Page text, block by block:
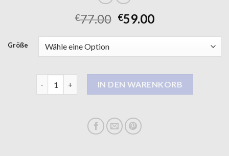
€77.00 €59.00
Größe
IN DEN WARENKORB